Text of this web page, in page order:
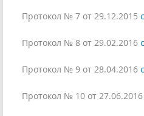
Протокол № 7 от 29.12.2015
Протокол № 8 от 29.02.2016
Протокол № 9 от 28.04.2016
Протокол № 10 от 27.06.2016